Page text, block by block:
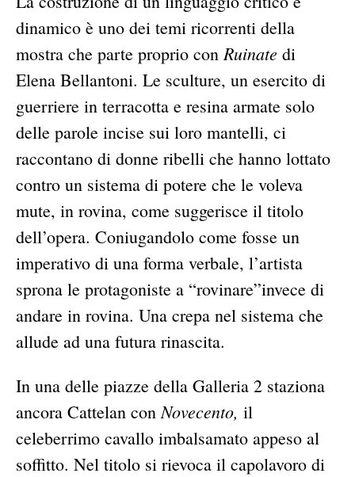
dinamico è uno dei temi ricorrenti della
mostra che parte proprio conRuinate di
Elena Bellantoni. Le sculture, un esercito di
guerriere in terracotta e resina armate solo
delle parole incise sui loro mantelli, ci
raccontano di donne ribelli che hanno lottato
contro un sistema di potere che le voleva
mute, in rovina, come suggerisce il titolo
dell’opera. Coniugandolo come fosse un
imperativo di una forma verbale, l’artista
sprona le protagoniste a “rovinare”invece di
andare in rovina. Una crepa nel sistema che
allude ad una futura rinascita.
In una delle piazze della Galleria 2 staziona
ancora Cattelan conNovecento, il
celeberrimo cavallo imbalsamato appeso al
soffitto. Nel titolo si rievoca il capolavoro di